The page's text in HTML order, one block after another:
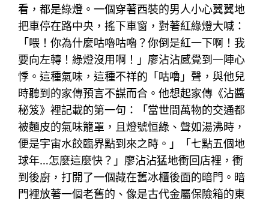
看，都是綠燈。一個穿著西裝的男人小心翼翼地
把車停在路中央，搖下車窗，對著紅綠燈大喊：
「喂！你為什麼咕嚕咕嚕？你倒是紅一下啊！我
要向左轉！綠燈沒用啊！」廖沾沾感覺到一陣心
悸。這種氣味，這種不祥的「咕嚕」聲，與他兒
時聽到的家傳預言不謀而合。他想起家傳《沾醬
秘笈》裡記載的第一句：「當世間萬物的交通都
被麵皮的氣味籠罩，且燈號恒綠、聲如湯沸時，
便是宇宙水餃臨界點到來之時。」「七點五個地
球年…怎麼這麼快？」廖沾沾猛地衝回店裡，衝
到後廚，打開了一個藏在舊冰櫃後面的暗門。暗
門裡放著一個老舊的、像是古代金屬保險箱的東